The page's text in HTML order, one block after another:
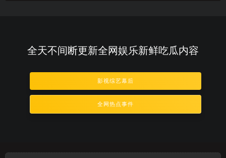
全天不间断更新全网娱乐新鲜吃瓜内容
影视综艺幕后
全网热点事件